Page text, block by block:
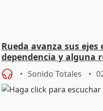
Rueda avanza sus ejes
dependencia y alguna
vivienda
Sonido Totales